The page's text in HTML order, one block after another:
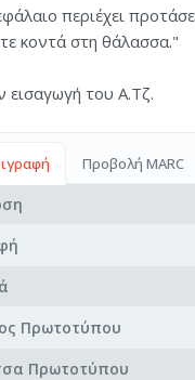
περιέχει
κοντά στη θάλασσα."
εισαγωγή του Α.Τζ.
Προβολή MARC
Πρωτοτύπου
Πρωτοτύπου